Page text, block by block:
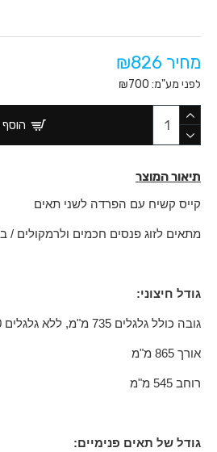
מחיר ₪826
לפני מע"מ: ₪700
תיאור המוצר
קייס קשיח עם הפרדה לשני תאים
מתאים לזוג פנסים חכמים ולרמקולים /
גודל חיצוני:
גובה כולל גלגלים 735 מ"מ, ללא גלגלים 600 מ"מ
אורך 865 מ"מ
רוחב 545 מ"מ
גודל של תאים פנימיים: